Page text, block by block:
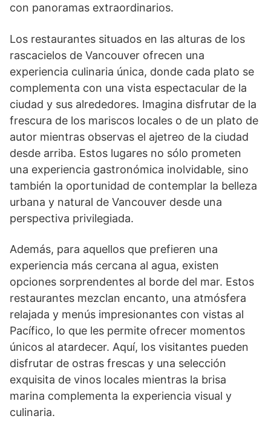
con panoramas extraordinarios.
Los restaurantes situados en las alturas de los
rascacielos de Vancouver ofrecen una
experiencia culinaria única, donde cada plato se
complementa con una vista espectacular de la
ciudad y sus alrededores. Imagina disfrutar de la
frescura de los mariscos locales o de un plato de
autor mientras observas el ajetreo de la ciudad
desde arriba. Estos lugares no sólo prometen
una experiencia gastronómica inolvidable, sino
también la oportunidad de contemplar la belleza
urbana y natural de Vancouver desde una
perspectiva privilegiada.
Además, para aquellos que prefieren una
experiencia más cercana al agua, existen
opciones sorprendentes al borde del mar. Estos
restaurantes mezclan encanto, una atmósfera
relajada y menús impresionantes con vistas al
Pacífico, lo que les permite ofrecer momentos
únicos al atardecer. Aquí, los visitantes pueden
disfrutar de ostras frescas y una selección
exquisita de vinos locales mientras la brisa
marina complementa la experiencia visual y
culinaria.